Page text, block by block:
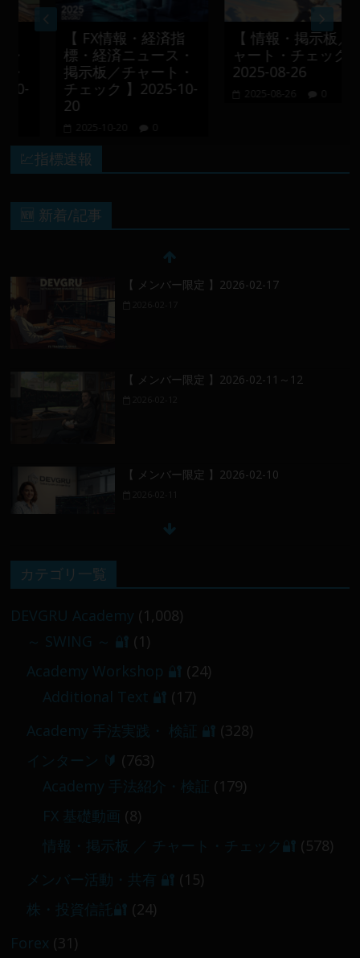
【 FX情報・経済指
標・経済ニュース・
掲示板／チャート・
チェック 】2025-10-
2025-10-20
【 情報・掲示板／チ
ャート・チェック 】
2025-08-26
2025-08-26
💹指標速報
🆕 新着/記事
【 メンバー限定 】2026-02-17
【 メンバー限定 】2026-02-11～12
【 メンバー限定 】2026-02-10
／
【 メンバー限定 】2026-03-05～06
カテゴリ一覧
DEVGRU Academy (1,008)
～ SWING ～ 🔐 (1)
Academy Workshop 🔐 (24)
Additional Text 🔐 (17)
Academy 手法実践・ 検証 🔐 (328)
インターン 🔰 (763)
Academy 手法紹介・検証 (179)
FX 基礎動画 (8)
情報・掲示板 ／ チャート・チェック🔐 (578)
メンバー活動・共有 🔐 (15)
株・投資信託🔐 (24)
Forex (31)